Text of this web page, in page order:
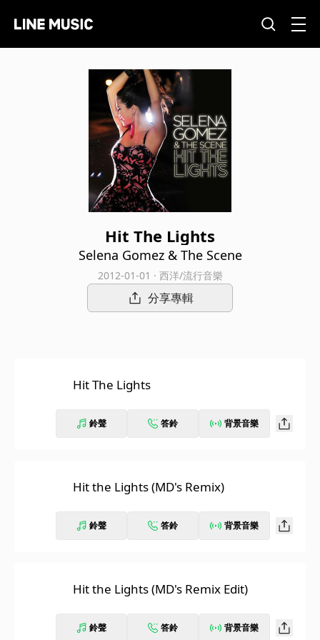
Hit The Lights
Selena Gomez & The Scene
2012-01-01 · 西洋/流行音樂
分享專輯
Hit The Lights
鈴聲 答鈴 背景音樂
Hit the Lights (MD's Remix)
鈴聲 答鈴 背景音樂
Hit the Lights (MD's Remix Edit)
鈴聲 答鈴 背景音樂